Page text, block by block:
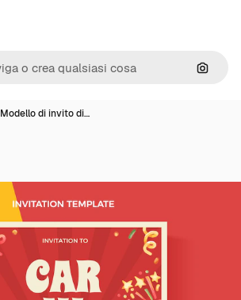
Cerca
Modello di invito di…